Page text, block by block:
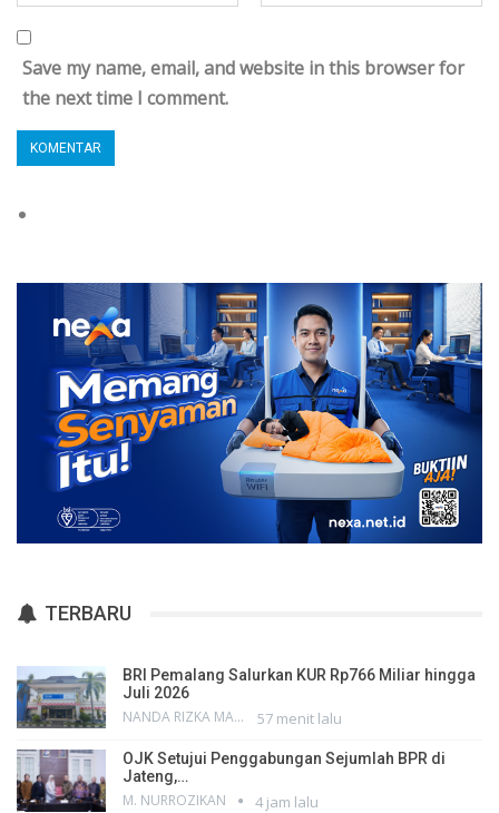
Save my name, email, and website in this browser for
the next time I comment.
TERBARU
BRI Pemalang Salurkan KUR Rp766 Miliar hingga
Juli 2026
NANDA RIZKA MAHENDRA 57 menit lalu
OJK Setujui Penggabungan Sejumlah BPR di
Jateng,…
M. NURROZIKAN 4 jam lalu